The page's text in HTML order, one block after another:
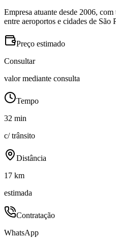
Empresa atuante desde 2006,
entre aeroportos e cidades de São
Preço estimado
Consultar
valor mediante consulta
Tempo
32 min
c/ trânsito
Distância
17 km
estimada
Contratação
WhatsApp